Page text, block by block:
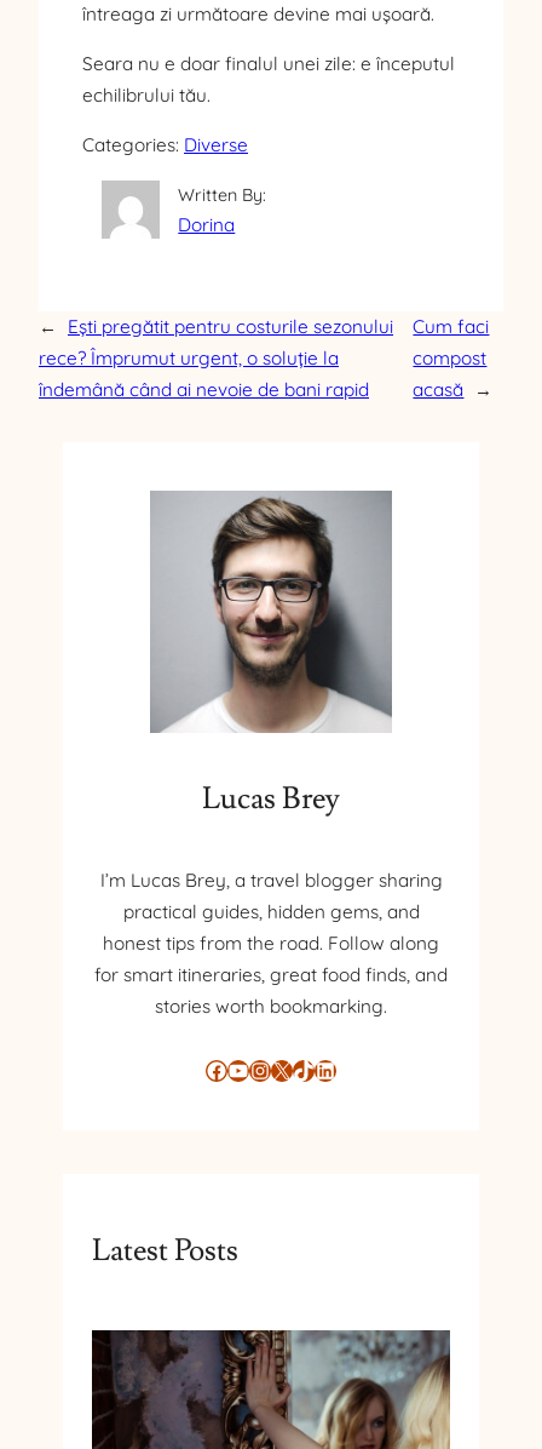
întreaga zi următoare devine mai ușoară.
Seara nu e doar finalul unei zile: e începutul
echilibrului tău.
Categories: Diverse
Written By:
Dorina
←
Ești pregătit pentru costurile sezonului
rece? Împrumut urgent, o soluție la
îndemână când ai nevoie de bani rapid
Cum faci
compost
acasă
→
Lucas Brey
I’m Lucas Brey, a travel blogger sharing
practical guides, hidden gems, and
honest tips from the road. Follow along
for smart itineraries, great food finds, and
stories worth bookmarking.
Facebook YouTube InstagramX TikTok LinkedIn
Latest Posts